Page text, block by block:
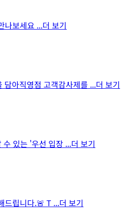
나보세요 ...더 보기
아직영점 고객감사제를 ...더 보기
있는 '우선 입장 ...더 보기
드립니다.🚨 T ...더 보기